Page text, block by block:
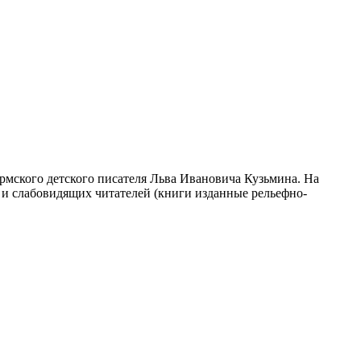
детского писателя Льва Ивановича Кузьмина. На
слабовидящих читателей (книги изданные рельефно-